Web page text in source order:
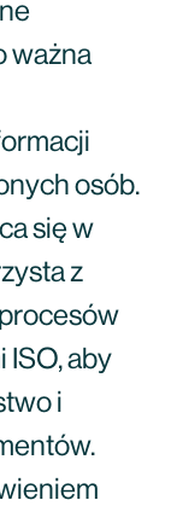
ważna
osób.
się w
z
ISO, aby
i